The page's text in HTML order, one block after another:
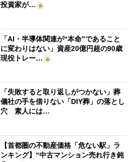
投資家が…
「AI・半導体関連が“本命”であること
に変わりはない」資産20億円超の90歳
現役トレー…
「失敗すると取り返しがつかない」葬
儀社の手を借りない「DIY葬」の落とし
穴 素人には…
【首都圏の不動産価格「危ない駅」ラ
ンキング】“中古マンション売れ行き鈍